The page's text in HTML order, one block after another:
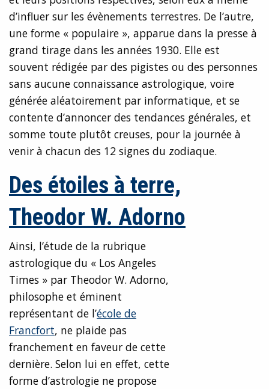
d’influer sur les évènements terrestres. De l’autre,
une forme « populaire », apparue dans la presse à
grand tirage dans les années 1930. Elle est
souvent rédigée par des pigistes ou des personnes
sans aucune connaissance astrologique, voire
générée aléatoirement par informatique, et se
contente d’annoncer des tendances générales, et
somme toute plutôt creuses, pour la journée à
venir à chacun des 12 signes du zodiaque.
Des étoiles à terre,
Theodor W. Adorno
Ainsi, l’étude de la rubrique
astrologique du « Los Angeles
Times » par Theodor W. Adorno,
philosophe et éminent
représentant de l’école de
Francfort, ne plaide pas
franchement en faveur de cette
dernière. Selon lui en effet, cette
forme d’astrologie ne propose